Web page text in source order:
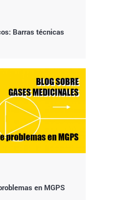
Barras técnicas
en MGPS